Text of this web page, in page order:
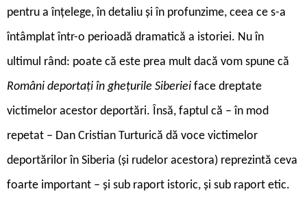
pentru a înțelege, în detaliu și în profunzime, ceea ce s-a
întâmplat într-o perioadă dramatică a istoriei. Nu în
ultimul rând: poate că este prea mult dacă vom spune că
Români deportați în ghețurile Siberiei face dreptate
victimelor acestor deportări. Însă, faptul că – în mod
repetat – Dan Cristian Turturică dă voce victimelor
deportărilor în Siberia (și rudelor acestora) reprezintă ceva
foarte important – și sub raport istoric, și sub raport etic.